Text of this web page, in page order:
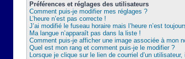
Préférences et réglages des utilisateurs
Comment puis-je modifier mes réglages ?
L’heure n’est pas correcte !
J’ai modifié le fuseau horaire mais l’heure n’est
Ma langue n’apparaît pas dans la liste !
Comment puis-je afficher une image associée à mon
Quel est mon rang et comment puis-je le modifier ?
Lorsque je clique sur le lien de courriel d’un